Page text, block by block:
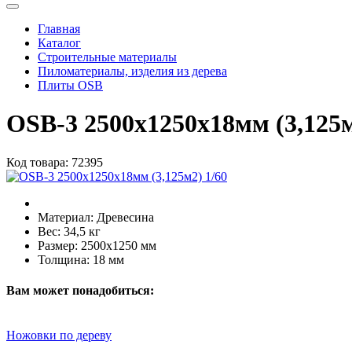
Главная
Каталог
Строительные материалы
Пиломатериалы, изделия из дерева
Плиты OSB
OSB-3 2500х1250х18мм
Код товара: 72395
Материал: Древесина
Вес: 34,5 кг
Размер: 2500х1250 мм
Толщина: 18 мм
Вам может понадобиться:
Ножовки по дереву